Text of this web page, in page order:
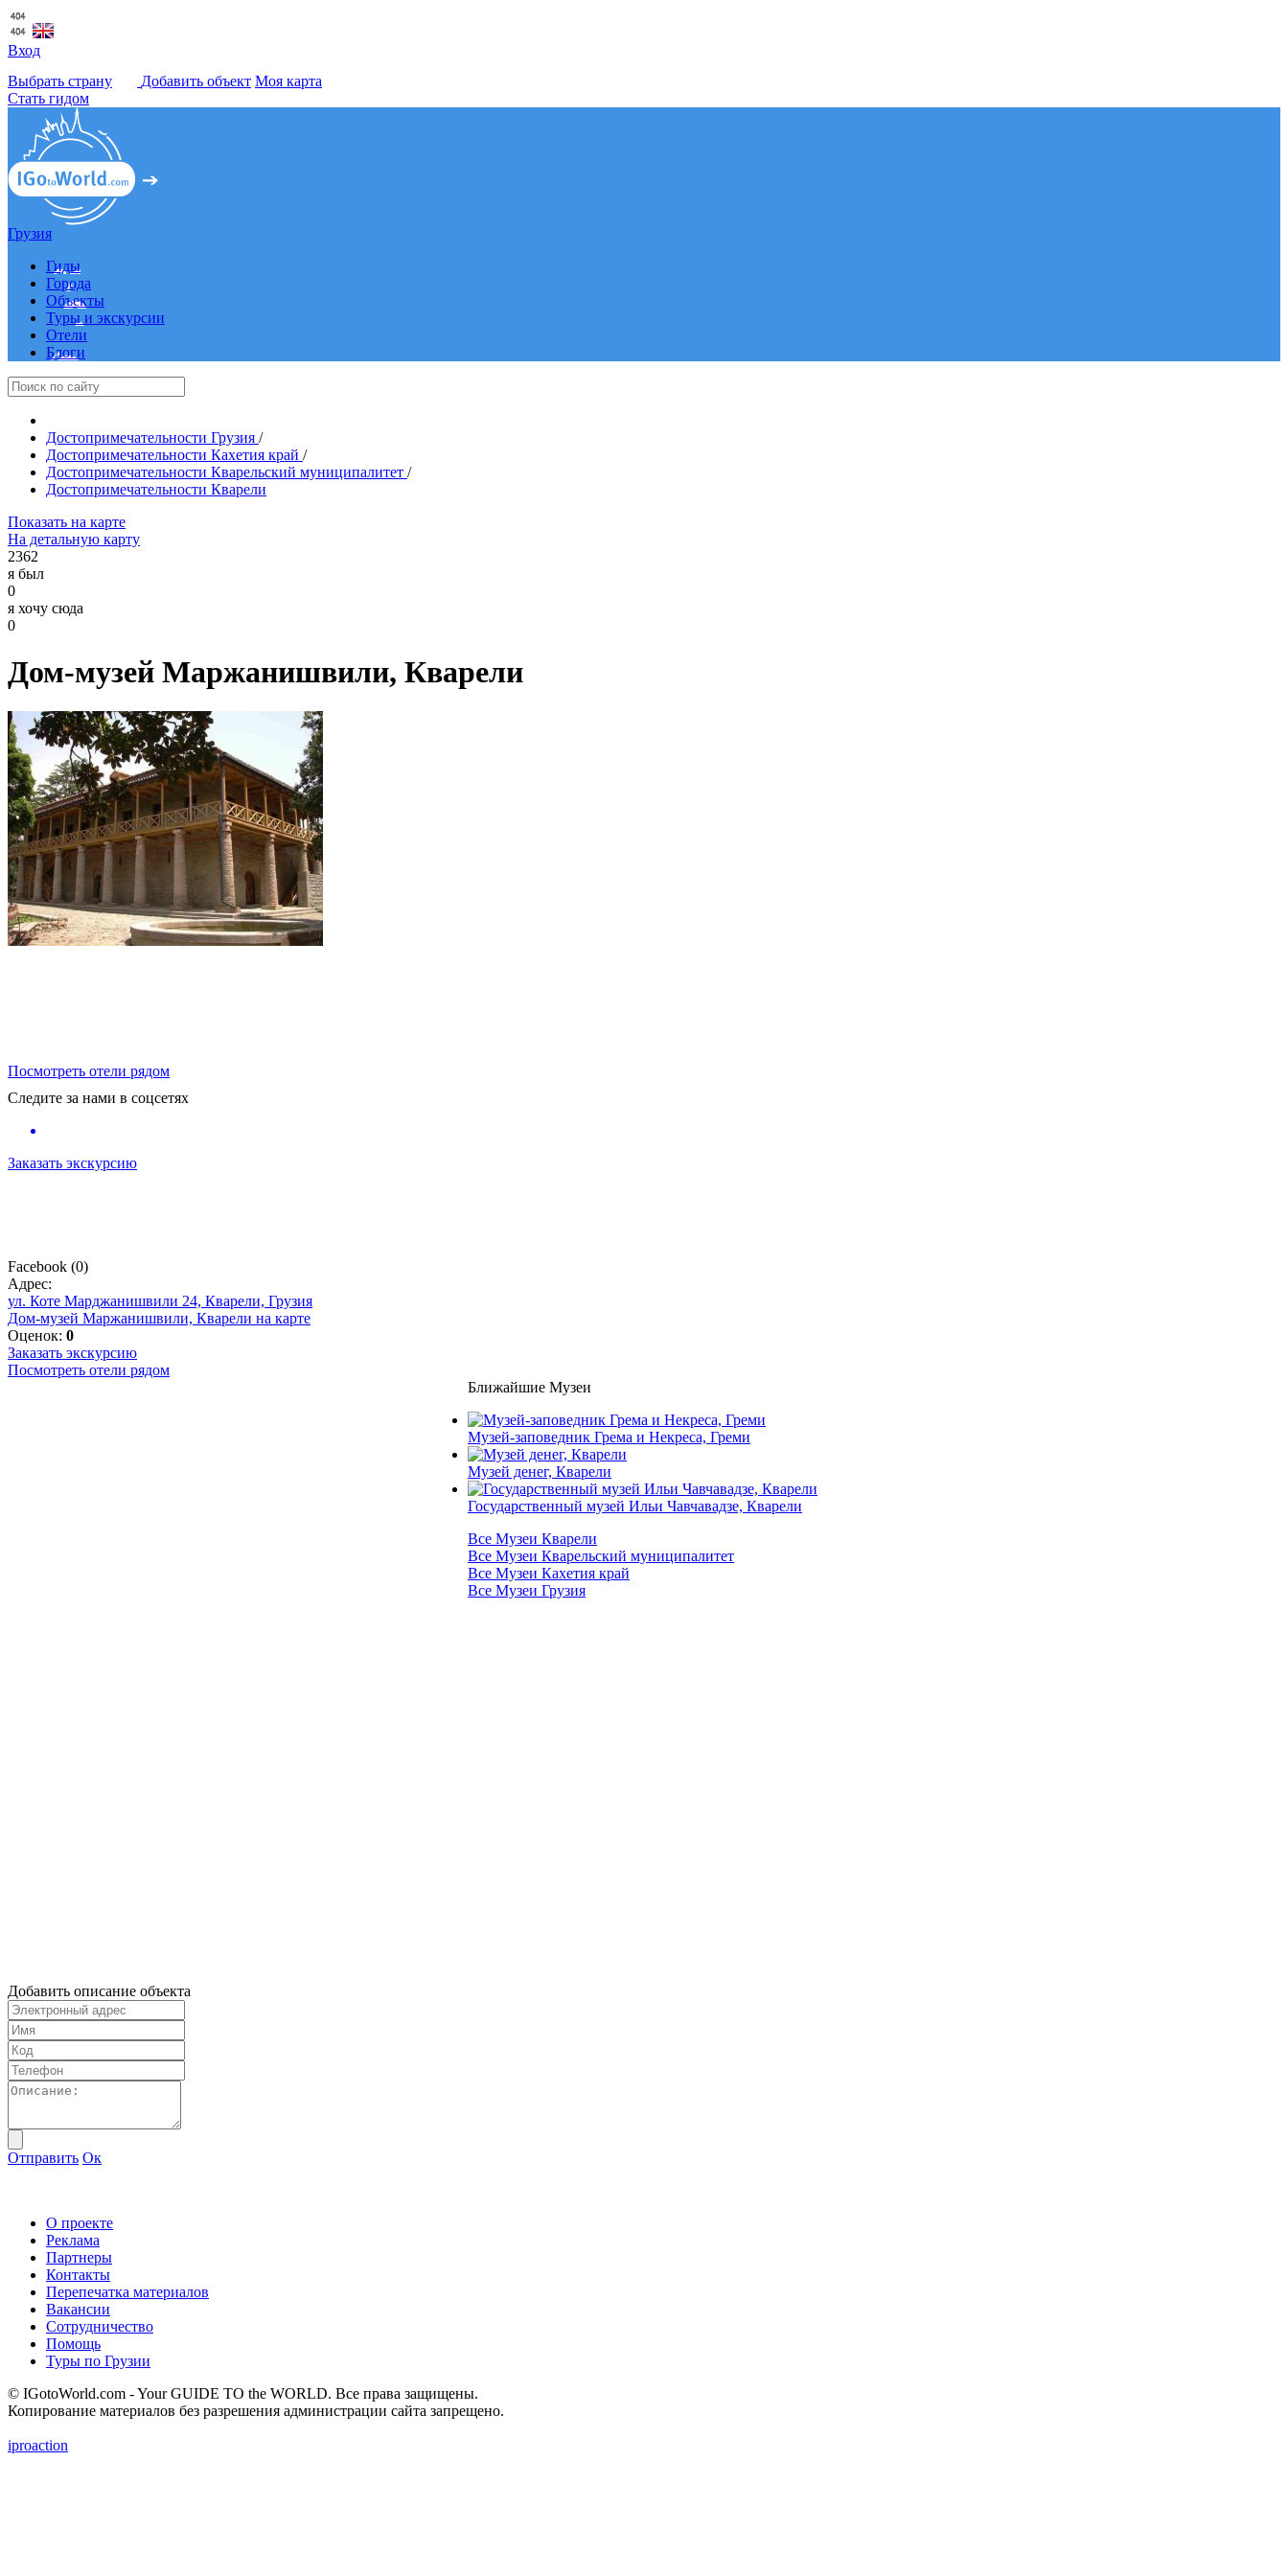
Вход
Выбрать страну
Добавить объект Моя карта
Стать гидом
Грузия
Гиды
Города
Объекты
Туры и экскурсии
Отели
Блоги
Достопримечательности Грузия /
Достопримечательности Кахетия край /
Достопримечательности Кварельский муниципалитет /
Достопримечательности Кварели
Показать на карте
На детальную карту
2362
я был
0
я хочу сюда
0
Дом-музей Маржанишвили, Кварели
Посмотреть отели рядом
Следите за нами в соцсетях
Заказать экскурсию
Facebook (0)
Адрес:
ул. Коте Марджанишвили 24, Кварели, Грузия
Дом-музей Маржанишвили, Кварели на карте
Оценок: 0
Заказать экскурсию
Посмотреть отели рядом
Ближайшие Музеи
Музей-заповедник Грема и Некреса, Греми
Музей денег, Кварели
Государственный музей Ильи Чавчавадзе, Кварели
Все Музеи Кварели
Все Музеи Кварельский муниципалитет
Все Музеи Кахетия край
Все Музеи Грузия
Добавить описание объекта
Отправить Ок
О проекте
Реклама
Партнеры
Контакты
Перепечатка материалов
Вакансии
Сотрудничество
Помощь
Туры по Грузии
© IGotoWorld.com - Your GUIDE TO the WORLD. Все права защищены.
Копирование материалов без разрешения администрации сайта запрещено.
iproaction